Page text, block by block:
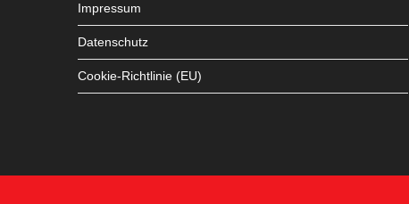
Impressum
Datenschutz
Cookie-Richtlinie (EU)